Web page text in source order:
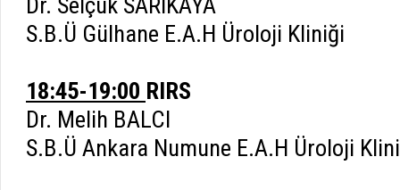
S.B.Ü Gülhane E.A.H Üroloji Kliniği
18:45-19:00 RIRS
Dr. Melih BALCI
S.B.Ü Ankara Numune E.A.H Üroloji